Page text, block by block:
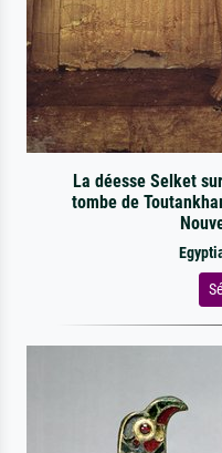
La déesse Selket
tombe de